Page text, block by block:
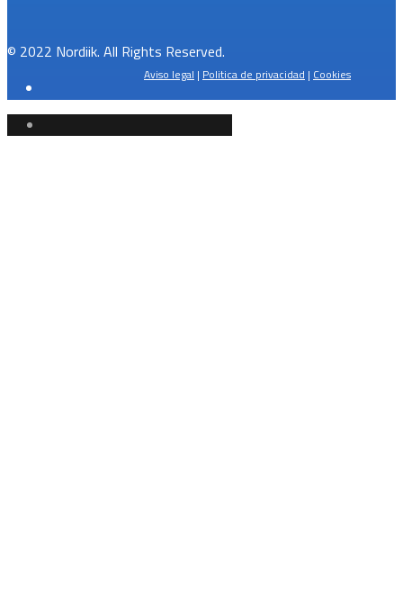
© 2022 Nordiik. All Rights Reserved.
Aviso legal | Politica de privacidad | Cookies